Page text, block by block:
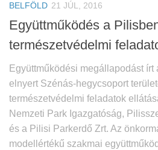
BELFÖLD 21 JÚL, 2016
Együttműködés a
természetvédelmi
Együttműködési megállapodást
elnyert Szénás-hegycsoport
természetvédelmi feladatok
Nemzeti Park Igazgatóság,
és a Pilisi Parkerdő Zrt. Az
modellértékű szakmai